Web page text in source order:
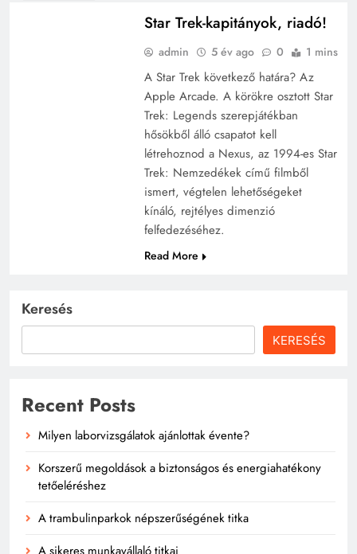
Star Trek-kapitányok, riadó!
admin 5 év ago 0 1 mins
A Star Trek következő határa? Az
Apple Arcade. A körökre osztott Star
Trek: Legends szerepjátékban
hősökből álló csapatot kell
létrehoznod a Nexus, az 1994-es Star
Trek: Nemzedékek című filmből
ismert, végtelen lehetőségeket
kínáló, rejtélyes dimenzió
felfedezéséhez.
Read More
Keresés
KERESÉS
Recent Posts
Milyen laborvizsgálatok ajánlottak évente?
Korszerű megoldások a biztonságos és energiahatékony
tetőeléréshez
A trambulinparkok népszerűségének titka